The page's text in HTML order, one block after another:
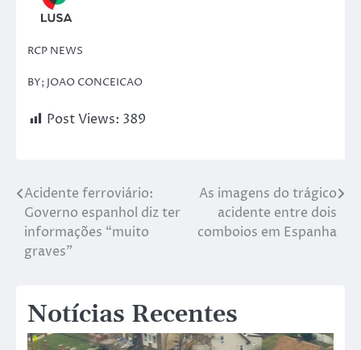
RCP NEWS
BY; JOAO CONCEICAO
Post Views: 389
Acidente ferroviário:
Governo espanhol diz ter
informações “muito
graves”
As imagens do trágico
acidente entre dois
comboios em Espanha
Notícias Recentes